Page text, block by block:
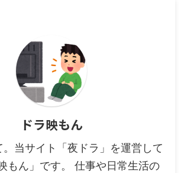
ドラ映もん
。当サイト「夜ドラ」を運営して
もん」です。 仕事や日常生活の